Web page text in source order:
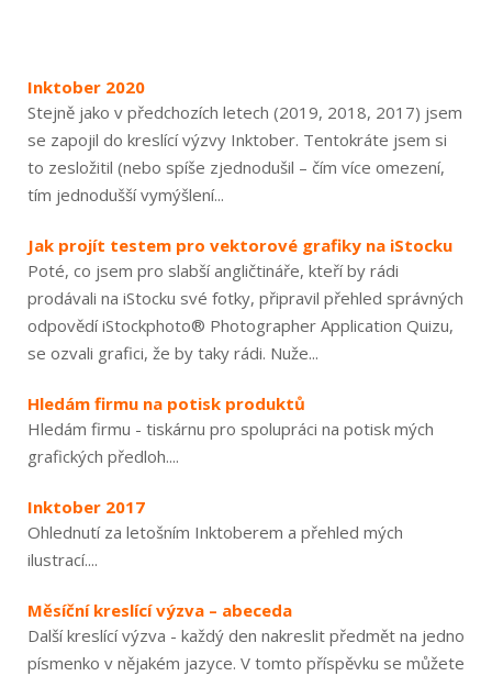
Inktober 2020
Stejně jako v předchozích letech (2019, 2018, 2017) jsem
se zapojil do kreslící výzvy Inktober. Tentokráte jsem si
to zesložitil (nebo spíše zjednodušil – čím více omezení,
tím jednodušší vymýšlení...
Jak projít testem pro vektorové grafiky na iStocku
Poté, co jsem pro slabší angličtináře, kteří by rádi
prodávali na iStocku své fotky, připravil přehled správných
odpovědí iStockphoto® Photographer Application Quizu,
se ozvali grafici, že by taky rádi. Nuže...
Hledám firmu na potisk produktů
Hledám firmu - tiskárnu pro spolupráci na potisk mých
grafických předloh....
Inktober 2017
Ohlednutí za letošním Inktoberem a přehled mých
ilustrací....
Měsíční kreslící výzva – abeceda
Další kreslící výzva - každý den nakreslit předmět na jedno
písmenko v nějakém jazyce. V tomto příspěvku se můžete